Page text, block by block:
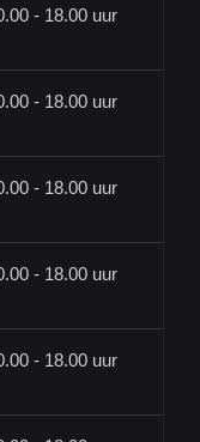
- 18.00 uur
- 18.00 uur
- 18.00 uur
- 18.00 uur
- 18.00 uur